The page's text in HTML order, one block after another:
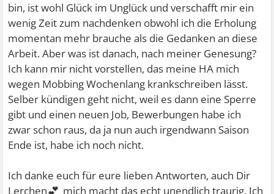
bin, ist wohl Glück im Unglück und verschafft mir ein
wenig Zeit zum nachdenken obwohl ich die Erholung
momentan mehr brauche als die Gedanken an diese
Arbeit. Aber was ist danach, nach meiner Genesung?
Ich kann mir nicht vorstellen, das meine HA mich
wegen Mobbing Wochenlang krankschreiben lässt.
Selber kündigen geht nicht, weil es dann eine Sperre
gibt und einen neuen Job, Bewerbungen habe ich
zwar schon raus, da ja nun auch irgendwann Saison
Ende ist, habe ich noch nicht.
Ich danke euch für eure lieben Antworten, auch Dir
Lerchen
mich macht das echt unendlich traurig. Ich